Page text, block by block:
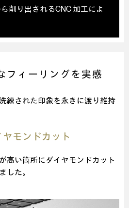
削り出されるCNC 加工によ
フィーリングを実感
練された印象を永きに渡り維持
ヤモンドカット
高い箇所にダイヤモンドカット
した。